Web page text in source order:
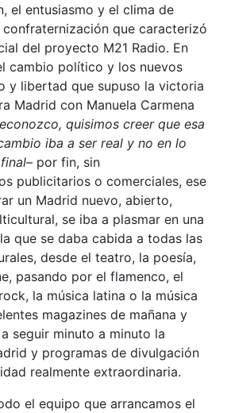
el entusiasmo y el clima de
que caracterizó
del proyecto M21 Radio. En
cambio político y los nuevos
y libertad que supuso la victoria
Madrid con Manuela Carmena
quisimos creer que esa
iba a ser real y no en lo
por fin, sin
publicitarios o comerciales, ese
un Madrid nuevo, abierto,
se iba a plasmar en una
que se daba cabida a todas las
desde el teatro, la poesía,
pasando por el flamenco, el
la música latina o la música
magazines de mañana y
seguir minuto a minuto la
y programas de divulgación
realmente extraordinaria.
el equipo que arrancamos el